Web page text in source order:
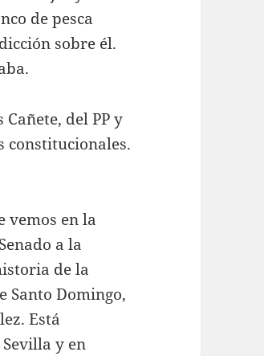
de pesca
sobre él.
del PP y
constitucionales.
vemos en la
a la
de la
Santo Domingo,
Está
y en